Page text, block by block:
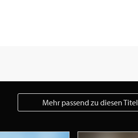
Mehr passend zu diesen Titel